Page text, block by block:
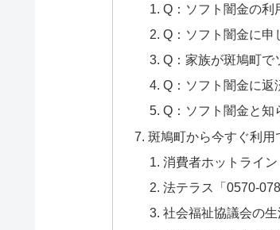
Q：ソフト闇金の利
Q：ソフト闇金に申
Q：家族が斑鳩町で
Q：ソフト闇金に返
Q：ソフト闇金と知
斑鳩町から今すぐ利
消費者ホットライン
法テラス「0570-
社会福祉協議会の